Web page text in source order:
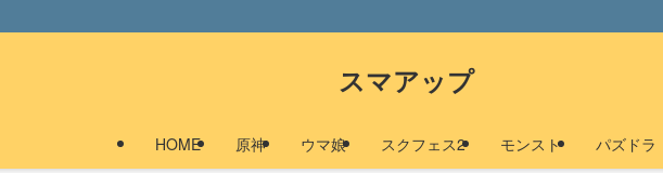
スマアップ
HOME 原神 ウマ娘 スクフェス2 モンスト パズドラ